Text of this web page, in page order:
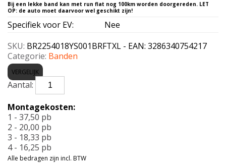
Specifiek voor EV:
Nee
SKU: BR2254018YS001BRFTXL - EAN: 3286340754217
Categorie: Banden
VERGELIJK
BRIDGESTONE-
S001*
XL
225/40
R18
92Y
aantal
Montagekosten:
1 - 37,50 pb
2 - 20,00 pb
3 - 18,33 pb
4 - 16,25 pb
Alle bedragen zijn incl. BTW